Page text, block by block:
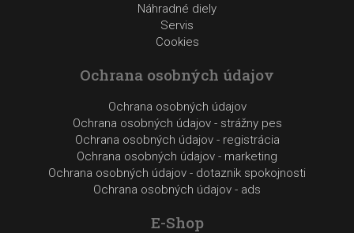
Náhradné diely
Servis
Cookies
Ochrana osobných údajov
Ochrana osobných údajov
Ochrana osobných údajov - strážny pes
Ochrana osobných údajov - registrácia
Ochrana osobných údajov - marketing
Ochrana osobných údajov - dotaznik spokojnosti
Ochrana osobných údajov - ads
E-Shop